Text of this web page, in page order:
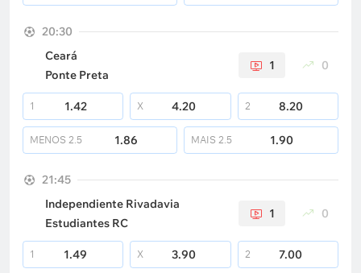
20:30
Ceará
Ponte Preta
1 0
1 1.42 X 4.20 2 8.20
MENOS 2.5 1.86 MAIS 2.5 1.90
21:45
Independiente Rivadavia
Estudiantes RC
1 0
1 1.49 X 3.90 2 7.00